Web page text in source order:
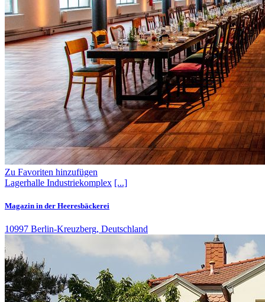
Zu Favoriten hinzufügen
Lagerhalle Industriekomplex [...]
Magazin in der Heeresbäckerei
10997 Berlin-Kreuzberg, Deutschland